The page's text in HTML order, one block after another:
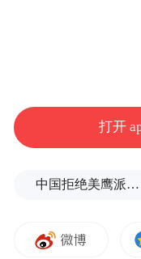
不料前行数十
打开
中国拒绝美鹰派副防长访华？弦外之音被热议